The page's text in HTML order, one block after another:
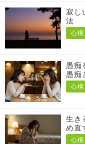
寂し
法
心
愚痴
愚痴
心
生き
め直
心